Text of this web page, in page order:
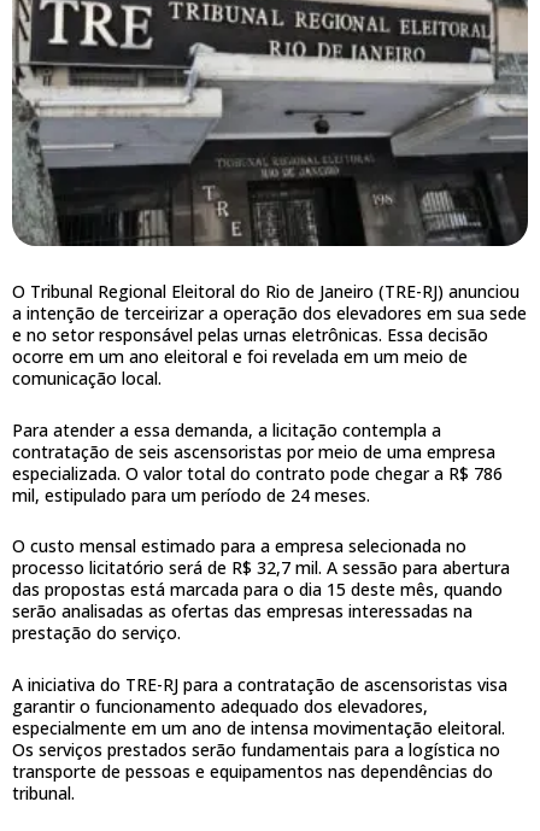
O Tribunal Regional Eleitoral do Rio de Janeiro (TRE-RJ) anunciou
a intenção de terceirizar a operação dos elevadores em sua sede
e no setor responsável pelas urnas eletrônicas. Essa decisão
ocorre em um ano eleitoral e foi revelada em um meio de
comunicação local.
Para atender a essa demanda, a licitação contempla a
contratação de seis ascensoristas por meio de uma empresa
especializada. O valor total do contrato pode chegar a R$ 786
mil, estipulado para um período de 24 meses.
O custo mensal estimado para a empresa selecionada no
processo licitatório será de R$ 32,7 mil. A sessão para abertura
das propostas está marcada para o dia 15 deste mês, quando
serão analisadas as ofertas das empresas interessadas na
prestação do serviço.
A iniciativa do TRE-RJ para a contratação de ascensoristas visa
garantir o funcionamento adequado dos elevadores,
especialmente em um ano de intensa movimentação eleitoral.
Os serviços prestados serão fundamentais para a logística no
transporte de pessoas e equipamentos nas dependências do
tribunal.